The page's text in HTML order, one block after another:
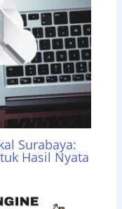
Surabaya:
Hasil Nyata